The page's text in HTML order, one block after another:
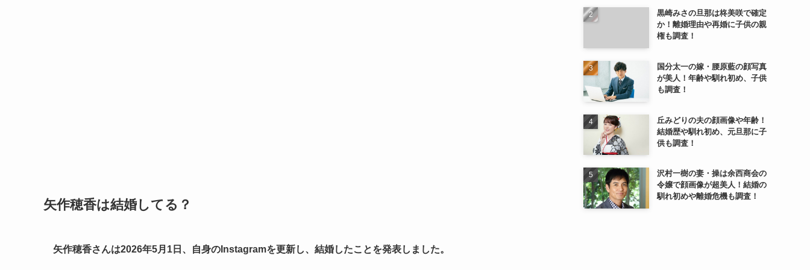
矢作穂香は結婚してる？
矢作穂香さんは2026年5月1日、自身のInstagramを更新し、結婚したことを発表しました。
黒崎みさの旦那は柊美咲で確定
か！離婚理由や再婚に子供の親
権も調査！
国分太一の嫁・腰原藍の顔写真
が美人！年齢や馴れ初め、子供
も調査！
丘みどりの夫の顔画像や年齢！
結婚歴や馴れ初め、元旦那に子
供も調査！
沢村一樹の妻・操は余西商会の
令嬢で顔画像が超美人！結婚の
馴れ初めや離婚危機も調査！